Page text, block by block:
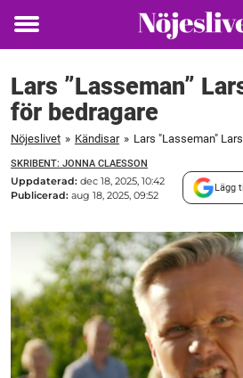
Toggle
Lars ”Lasseman”
för bedragare
Nöjeslivet » Kändisar » Lars "Lasseman"
SKRIBENT: JONNA CLAESSON
Uppdaterad: dec 18, 2025, 10:42
Publicerad: aug 18, 2025, 09:52
Lägg